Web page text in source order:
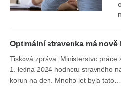
Optimální stravenka má nově
Tisková zpráva: Ministerstvo práce
1. ledna 2024 hodnotu stravného
korun na den. Mnoho let byla tato…